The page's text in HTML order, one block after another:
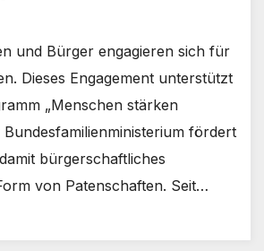
und Bürger engagieren sich für
Dieses Engagement unterstützt
„Menschen stärken
Bundesfamilienministerium fördert
bürgerschaftliches
von Patenschaften. Seit…